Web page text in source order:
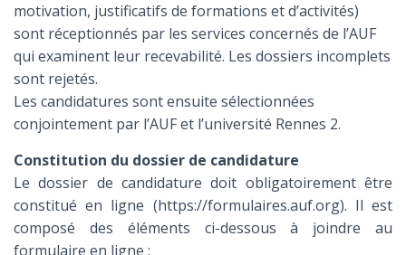
motivation, justificatifs de formations et d’activités)
sont réceptionnés par les services concernés de l’AUF
qui examinent leur recevabilité. Les dossiers incomplets
sont rejetés.
Les candidatures sont ensuite sélectionnées
conjointement par l’AUF et l’université Rennes 2.
Constitution du dossier de candidature
Le dossier de candidature doit obligatoirement être
constitué en ligne (https://formulaires.auf.org). Il est
composé des éléments ci-dessous à joindre au
formulaire en ligne :